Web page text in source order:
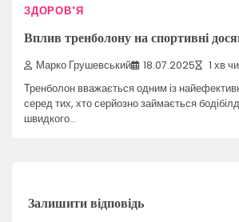
ЗДОРОВ'Я
Вплив тренболону на спортивні
Марко Грушевський 18.07.2025 1 хв
Тренболон вважається одним із
серед тих, хто серйозно займається
швидкого…
Залишити відповідь